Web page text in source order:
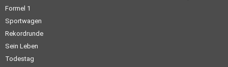
Formel 1
Sportwagen
Rekordrunde
Sein Leben
Todestag